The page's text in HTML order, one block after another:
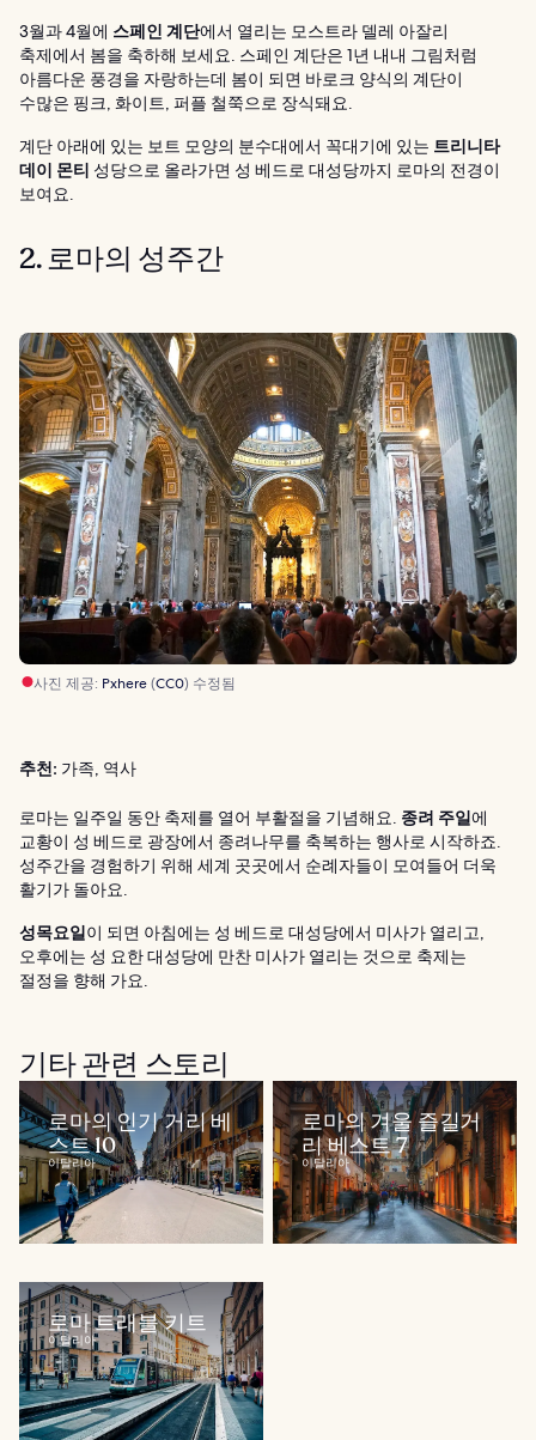
3월과 4월에 스페인 계단에서 열리는 모스트라 델레 아잘리
축제에서 봄을 축하해 보세요. 스페인 계단은 1년 내내 그림처럼
아름다운 풍경을 자랑하는데 봄이 되면 바로크 양식의 계단이
수많은 핑크, 화이트, 퍼플 철쭉으로 장식돼요.
계단 아래에 있는 보트 모양의 분수대에서 꼭대기에 있는 트리니타
데이 몬티 성당으로 올라가면 성 베드로 대성당까지 로마의 전경이
보여요.
2. 로마의 성주간
사진 제공: Pxhere(CC0) 수정됨
추천: 가족, 역사
로마는 일주일 동안 축제를 열어 부활절을 기념해요. 종려 주일에
교황이 성 베드로 광장에서 종려나무를 축복하는 행사로 시작하죠.
성주간을 경험하기 위해 세계 곳곳에서 순례자들이 모여들어 더욱
활기가 돌아요.
성목요일이 되면 아침에는 성 베드로 대성당에서 미사가 열리고,
오후에는 성 요한 대성당에 만찬 미사가 열리는 것으로 축제는
절정을 향해 가요.
기타 관련 스토리
로마의 인기 거리 베
스트 10
이탈리아
로마의 겨울 즐길거
리 베스트 7
이탈리아
로마 트래블 키트
이탈리아